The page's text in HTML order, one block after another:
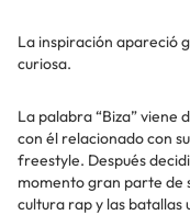
La inspiración apareció
curiosa.
La palabra “Biza” viene
con él relacionado con
freestyle. Después
momento gran parte de
cultura rap y las batallas